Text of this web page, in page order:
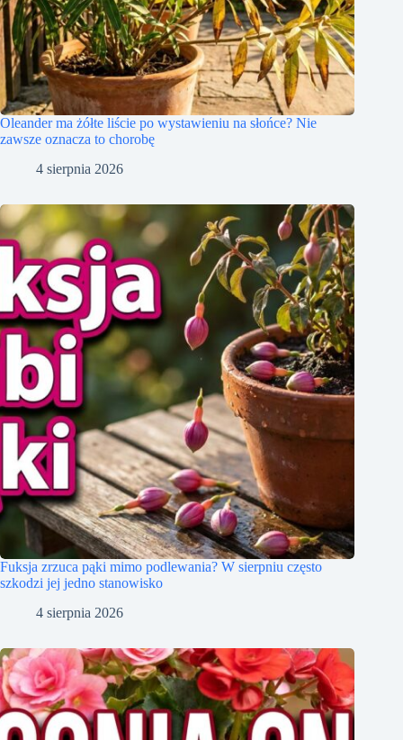
Oleander ma żółte liście po wystawieniu na słońce? Nie
zawsze oznacza to chorobę
4 sierpnia 2026
Fuksja zrzuca pąki mimo podlewania? W sierpniu często
szkodzi jej jedno stanowisko
4 sierpnia 2026